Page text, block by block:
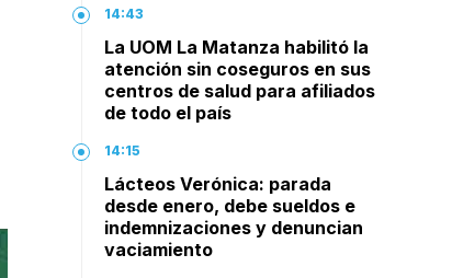
14:43
La UOM La Matanza habilitó la
atención sin coseguros en sus
centros de salud para afiliados
de todo el país
14:15
Lácteos Verónica: parada
desde enero, debe sueldos e
indemnizaciones y denuncian
vaciamiento